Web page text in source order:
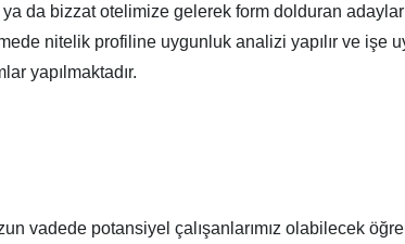
ya da bizzat otelimize gelerek form dolduran
nitelik profiline uygunluk analizi yapılır ve işe
yapılmaktadır.
vadede potansiyel çalışanlarımız olabilecek